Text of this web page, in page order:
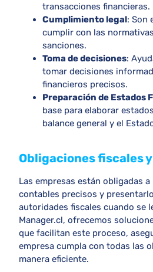
transacciones financieras.
Cumplimiento legal: Son
cumplir con las
sanciones.
Toma de decisiones:
tomar decisiones
financieros precisos.
Preparación de Estados
base para elaborar
balance general y el
Obligaciones fiscales
Las empresas están obligadas
contables precisos y
autoridades fiscales cuando se
Manager.cl, ofrecemos
que facilitan este proceso,
empresa cumpla con todas las
manera eficiente.